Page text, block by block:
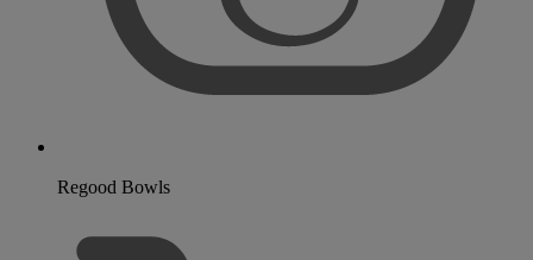
Regood Bowls